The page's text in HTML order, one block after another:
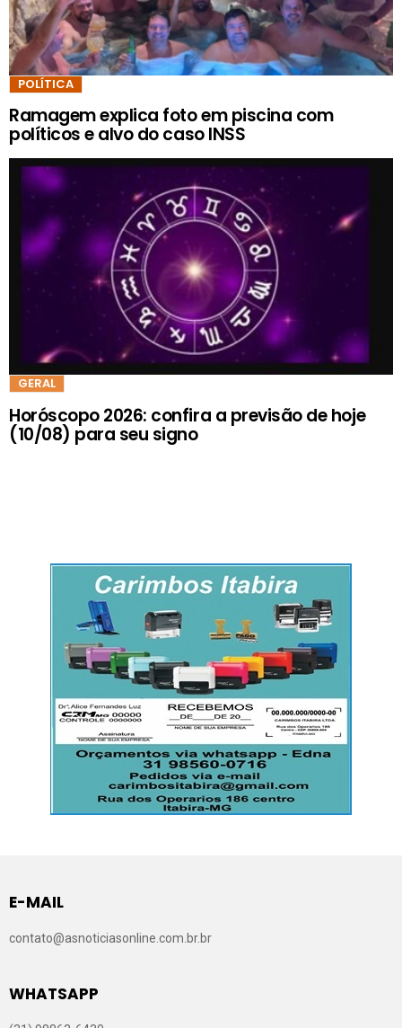
POLÍTICA
Ramagem explica foto em piscina com
políticos e alvo do caso INSS
GERAL
Horóscopo 2026: confira a previsão de hoje
(10/08) para seu signo
E-MAIL
contato@asnoticiasonline.com.br.br
WHATSAPP